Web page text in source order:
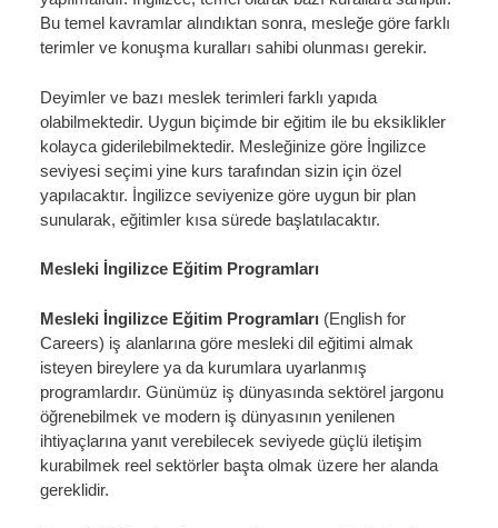
Bu temel kavramlar alındıktan sonra, mesleğe göre farklı
terimler ve konuşma kuralları sahibi olunması gerekir.
Deyimler ve bazı meslek terimleri farklı yapıda
olabilmektedir. Uygun biçimde bir eğitim ile bu eksiklikler
kolayca giderilebilmektedir. Mesleğinize göre İngilizce
seviyesi seçimi yine kurs tarafından sizin için özel
yapılacaktır. İngilizce seviyenize göre uygun bir plan
sunularak, eğitimler kısa sürede başlatılacaktır.
Mesleki İngilizce Eğitim Programları
Mesleki İngilizce Eğitim Programları (English for
Careers) iş alanlarına göre mesleki dil eğitimi almak
isteyen bireylere ya da kurumlara uyarlanmış
programlardır. Günümüz iş dünyasında sektörel jargonu
öğrenebilmek ve modern iş dünyasının yenilenen
ihtiyaçlarına yanıt verebilecek seviyede güçlü iletişim
kurabilmek reel sektörler başta olmak üzere her alanda
gereklidir.